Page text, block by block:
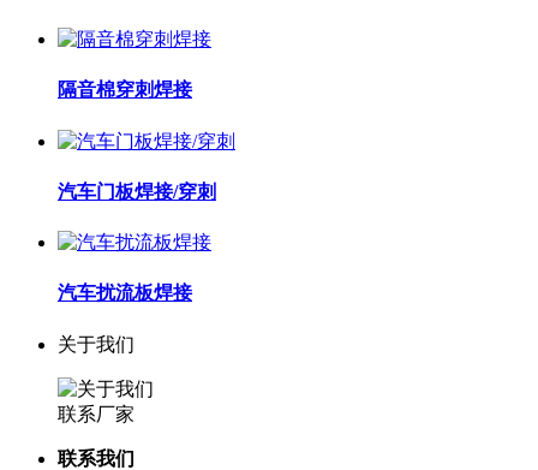
隔音棉穿刺焊接
汽车门板焊接/穿刺
汽车扰流板焊接
关于我们
联系厂家
联系我们